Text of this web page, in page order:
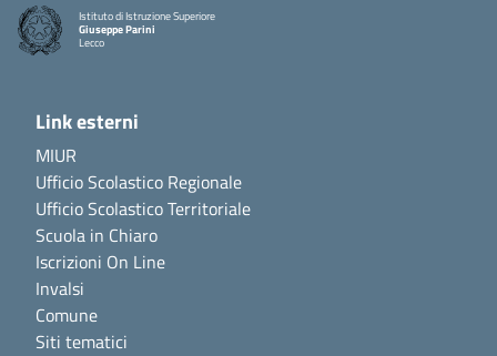
Istituto di Istruzione Superiore
Giuseppe Parini
Lecco
Link esterni
MIUR
Ufficio Scolastico Regionale
Ufficio Scolastico Territoriale
Scuola in Chiaro
Iscrizioni On Line
Invalsi
Comune
Siti tematici